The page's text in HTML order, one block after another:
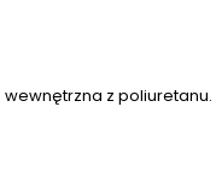
z poliuretanu.